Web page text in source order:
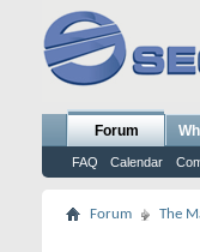
Forum
FAQ Calendar
Forum The